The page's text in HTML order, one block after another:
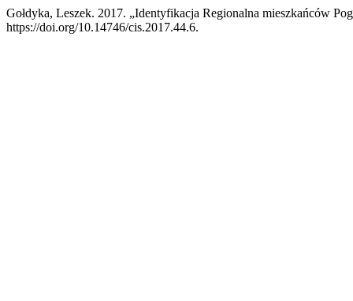
Gołdyka, Leszek. 2017. „Identyfikacja Regionalna mieszkańców
https://doi.org/10.14746/cis.2017.44.6.